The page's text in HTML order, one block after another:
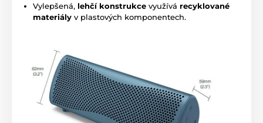
Vylepšená, lehčí konstrukce využívá recyklované
materiály v plastových komponentech.